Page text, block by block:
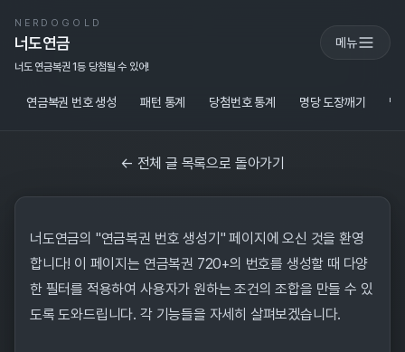
NERDOGOLD
너도연금
너도 연금복권 1등 당첨될 수 있어!
메뉴
연금복권 번호 생성 패턴 통계 당첨번호 통계 명당 도장깨기 당
← 전체 글 목록으로 돌아가기
너도연금의 "연금복권 번호 생성기" 페이지에 오신 것을 환영
합니다! 이 페이지는 연금복권 720+의 번호를 생성할 때 다양
한 필터를 적용하여 사용자가 원하는 조건의 조합을 만들 수 있
도록 도와드립니다. 각 기능들을 자세히 살펴보겠습니다.